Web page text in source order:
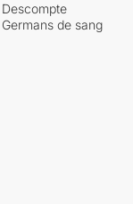
Descompte
Germans de sang